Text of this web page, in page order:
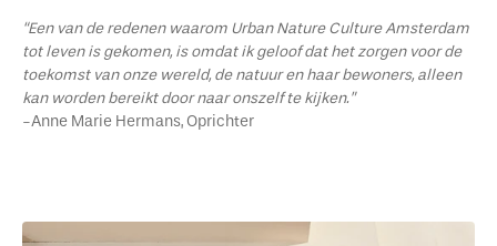
“Een van de redenen waarom Urban Nature Culture Amsterdam
tot leven is gekomen, is omdat ik geloof dat het zorgen voor de
toekomst van onze wereld, de natuur en haar bewoners, alleen
kan worden bereikt door naar onszelf te kijken.”
-Anne Marie Hermans, Oprichter